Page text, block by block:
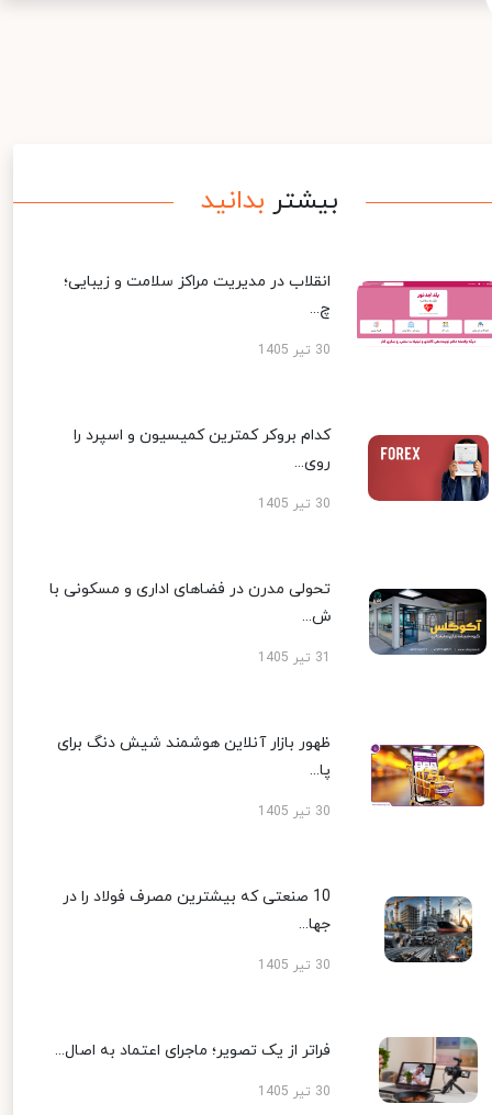
بیشتر بدانید
انقلاب در مدیریت مراکز سلامت و زیبایی؛
چ...
30 تیر 1405
کدام بروکر کمترین کمیسیون و اسپرد را
روی...
30 تیر 1405
تحولی مدرن در فضاهای اداری و مسکونی با
ش...
ظهور بازار آنلاین هوشمند شیش دنگ برای
پا...
30 تیر 1405
10 صنعتی که بیشترین مصرف فولاد را در
جها...
30 تیر 1405
فراتر از یک تصویر؛ ماجرای اعتماد به اصال...
30 تیر 1405